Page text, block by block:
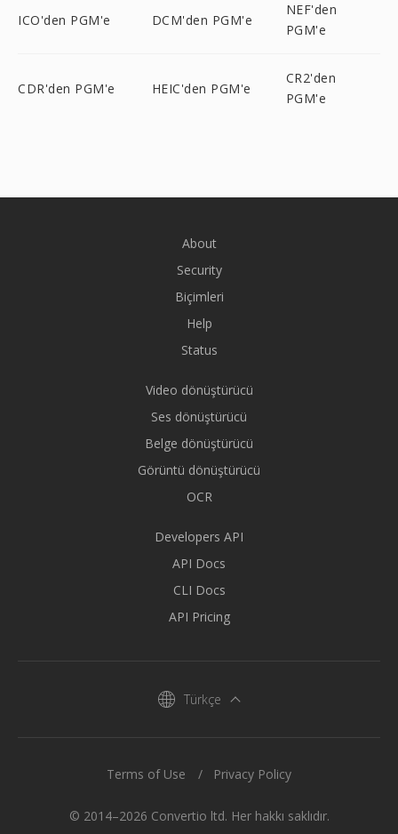
ICO'den PGM'e DCM'den PGM'e
NEF'den
PGM'e
CDR'den PGM'e HEIC'den PGM'e
CR2'den
PGM'e
About
Security
Biçimleri
Help
Status
Video dönüştürücü
Ses dönüştürücü
Belge dönüştürücü
Görüntü dönüştürücü
OCR
Developers API
API Docs
CLI Docs
API Pricing
Türkçe
© 2014–2026 Convertio ltd. Her hakkı saklıdır.
Terms of Use Privacy Policy